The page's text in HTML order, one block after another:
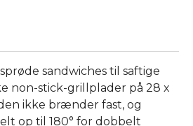
sandwiches til saftige
non-stick-grillplader på 28 x
ikke brænder fast, og
op til 180° for dobbelt